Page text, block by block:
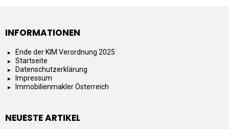
INFORMATIONEN
Ende der KIM Verordnung 2025
Startseite
Datenschutzerklärung
Impressum
Immobilienmakler Österreich
NEUESTE ARTIKEL